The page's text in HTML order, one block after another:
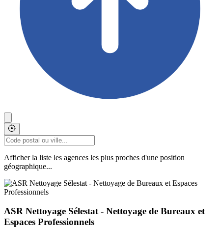
Afficher la liste les agences les plus proches d'une position
géographique...
ASR Nettoyage Sélestat - Nettoyage de Bureaux et
Espaces Professionnels